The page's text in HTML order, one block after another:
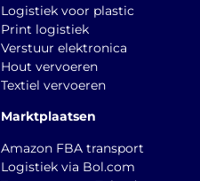
Logistiek voor plastic
Print logistiek
Verstuur elektronica
Hout vervoeren
Textiel vervoeren
Marktplaatsen
Amazon FBA transport
Logistiek via Bol.com